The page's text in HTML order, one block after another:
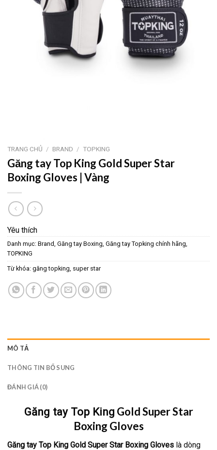
TRANG CHỦ / BRAND / TOPKING
Găng tay Top King Gold Super Star
Boxing Gloves | Vàng
Yêu thích
Danh mục: Brand, Găng tay Boxing, Găng tay Topking chính hãng,
TOPKING
Từ khóa: găng topking, super star
MÔ TẢ
THÔNG TIN BỔ SUNG
ĐÁNH GIÁ (0)
Găng tay Top King Gold Super Star
Boxing Gloves
Găng tay Top King Gold Super Star Boxing Gloves là dòng